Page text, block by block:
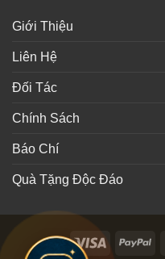
Giới Thiệu
Liên Hệ
Đối Tác
Chính Sách
Báo Chí
Quà Tặng Độc Đáo